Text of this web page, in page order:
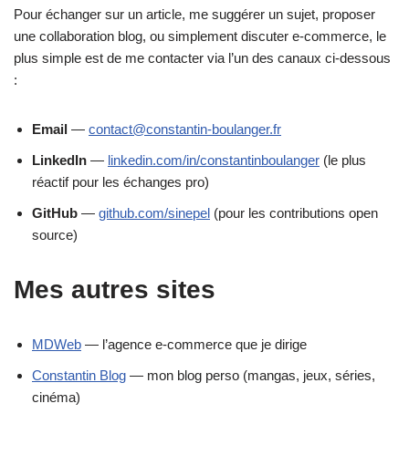
Pour échanger sur un article, me suggérer un sujet, proposer
une collaboration blog, ou simplement discuter e-commerce, le
plus simple est de me contacter via l’un des canaux ci-dessous
:
Email — contact@constantin-boulanger.fr
LinkedIn — linkedin.com/in/constantinboulanger (le plus
réactif pour les échanges pro)
GitHub — github.com/sinepel (pour les contributions open
source)
Mes autres sites
MDWeb — l’agence e-commerce que je dirige
Constantin Blog — mon blog perso (mangas, jeux, séries,
cinéma)